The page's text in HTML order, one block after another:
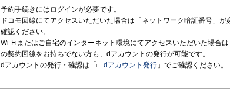
予約手続きにはログインが必要です。
ドコモ回線にてアクセスいただいた場合は「ネットワーク暗証番号」
確認ください。
Wi-Fiまたはご自宅のインターネット環境にてアクセスいただいた場合
の契約回線をお持ちでない方も、dアカウントの発行が可能です。
dアカウントの発行・確認は「
dアカウント発行 」でご確認ください。